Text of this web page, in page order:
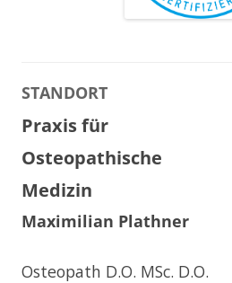
STANDORT
Praxis für
Osteopathische
Medizin
Maximilian Plathner
Osteopath D.O. MSc. D.O.